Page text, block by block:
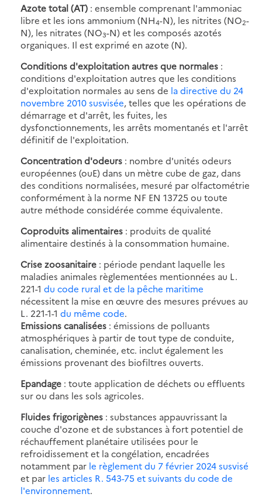
Azote total (AT) : ensemble comprenant l'ammoniac
libre et les ions ammonium (NH4-N), les nitrites (NO2-
N), les nitrates (NO3-N) et les composés azotés
organiques. Il est exprimé en azote (N).
Conditions d'exploitation autres que normales :
conditions d'exploitation autres que les conditions
d'exploitation normales au sens de la directive du 24
novembre 2010 susvisée, telles que les opérations de
démarrage et d'arrêt, les fuites, les
dysfonctionnements, les arrêts momentanés et l'arrêt
définitif de l'exploitation.
Concentration d'odeurs : nombre d'unités odeurs
européennes (ouE) dans un mètre cube de gaz, dans
des conditions normalisées, mesuré par olfactométrie
conformément à la norme NF EN 13725 ou toute
autre méthode considérée comme équivalente.
Coproduits alimentaires : produits de qualité
alimentaire destinés à la consommation humaine.
Crise zoosanitaire : période pendant laquelle les
maladies animales règlementées mentionnées au L.
221-1 du code rural et de la pêche maritime
nécessitent la mise en œuvre des mesures prévues au
L. 221-1-1 du même code.
Emissions canalisées : émissions de polluants
atmosphériques à partir de tout type de conduite,
canalisation, cheminée, etc. inclut également les
émissions provenant des biofiltres ouverts.
Epandage : toute application de déchets ou effluents
sur ou dans les sols agricoles.
Fluides frigorigènes : substances appauvrissant la
couche d'ozone et de substances à fort potentiel de
réchauffement planétaire utilisées pour le
refroidissement et la congélation, encadrées
notamment par le règlement du 7 février 2024 susvisé
et par les articles R. 543-75 et suivants du code de
l'environnement.